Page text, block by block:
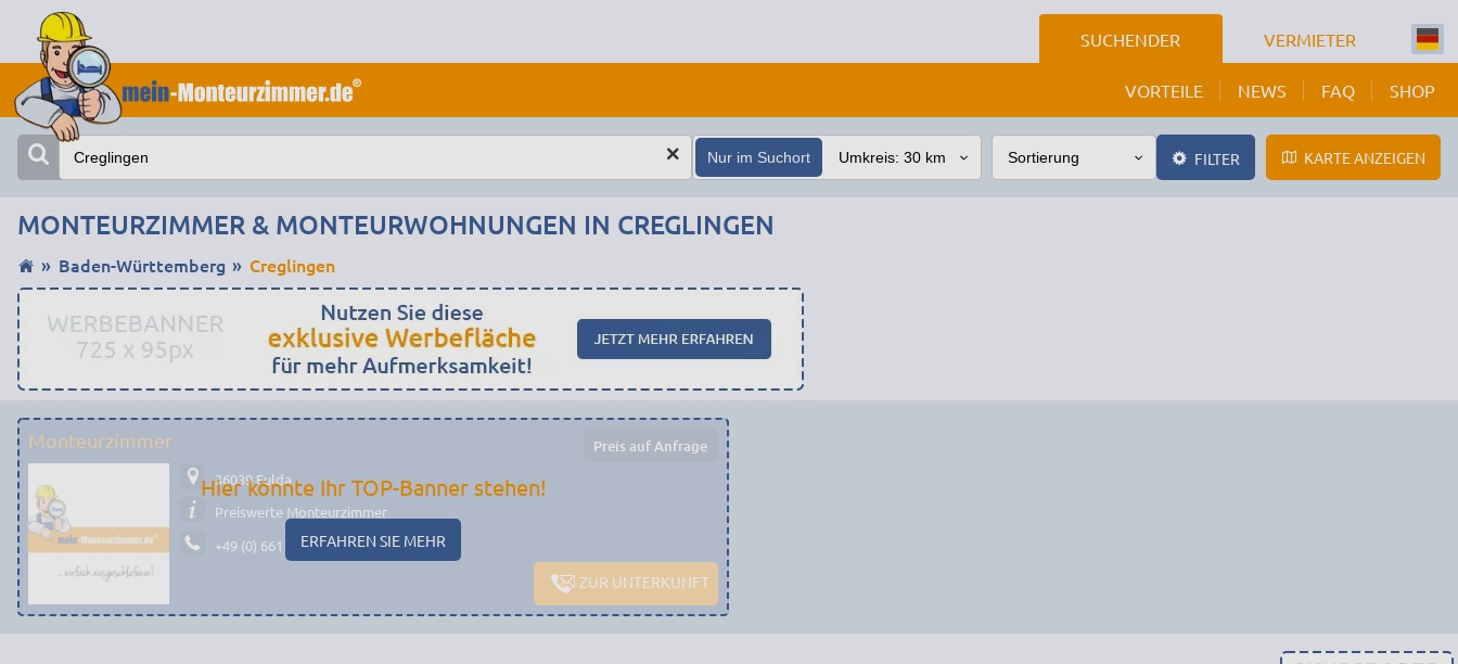
SUCHENDER VERMIETER
VORTEILE NEWS FAQ SHOP
Nur im Suchort FILTER KARTE ANZEIGEN
MONTEURZIMMER & MONTEURWOHNUNGEN IN CREGLINGEN
Baden-Württemberg Creglingen
Monteurzimmer Preis auf Anfrage
36039 Fulda
Preiswerte Monteurzimmer
+49 (0) 661 - 29 19 14 19
ZUR UNTERKUNFT
Hier könnte Ihr TOP-Banner stehen!
ERFAHREN SIE MEHR